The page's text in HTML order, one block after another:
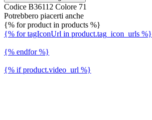
Codice B36112 Colore 71
Potrebbero piacerti anche
{% for product in products %}
{% for tagIconUrl in product.tag_icon_urls %}
{% endfor %}
{% if product.video_url %}